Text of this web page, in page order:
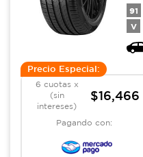
91
V
Precio Especial:
6 cuotas x
(sin
intereses)
$16,466
Pagando con: